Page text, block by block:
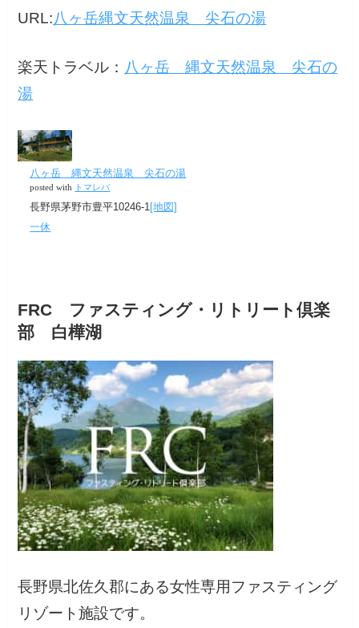
URL:八ヶ岳縄文天然温泉 尖石の湯
楽天トラベル： 八ヶ岳 縄文天然温泉 尖石の
湯
八ヶ岳 縄文天然温泉 尖石の湯
posted with トマレバ
長野県茅野市豊平10246-1 [地図]
一休
FRC ファスティング・リトリート倶楽
部 白樺湖
長野県北佐久郡にある女性専用ファスティング
リゾート施設です。